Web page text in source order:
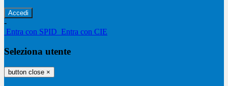
-
Entra con SPID Entra con CIE
Seleziona utente
button close ×